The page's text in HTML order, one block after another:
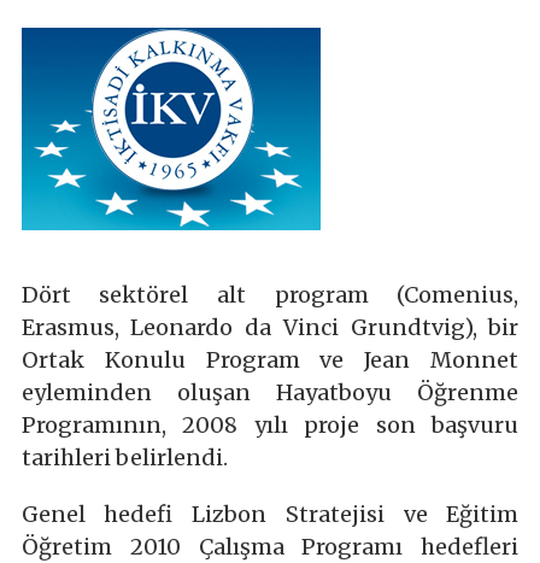
Dört sektörel alt program (Comenius,
Erasmus, Leonardo da Vinci Grundtvig), bir
Ortak Konulu Program ve Jean Monnet
eyleminden oluşan Hayatboyu Öğrenme
Programının, 2008 yılı proje son başvuru
tarihleri belirlendi.
Genel hedefi Lizbon Stratejisi ve Eğitim
Öğretim 2010 Çalışma Programı hedefleri